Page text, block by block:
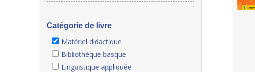
Catégorie de livre
Matériel didactique
Bibliothèque basque
Linguistique appliquée